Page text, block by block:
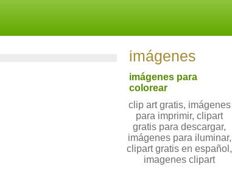
imágenes
imágenes para
colorear
clip art gratis, imágenes
para imprimir, clipart
gratis para descargar,
imágenes para iluminar,
clipart gratis en español,
imagenes clipart